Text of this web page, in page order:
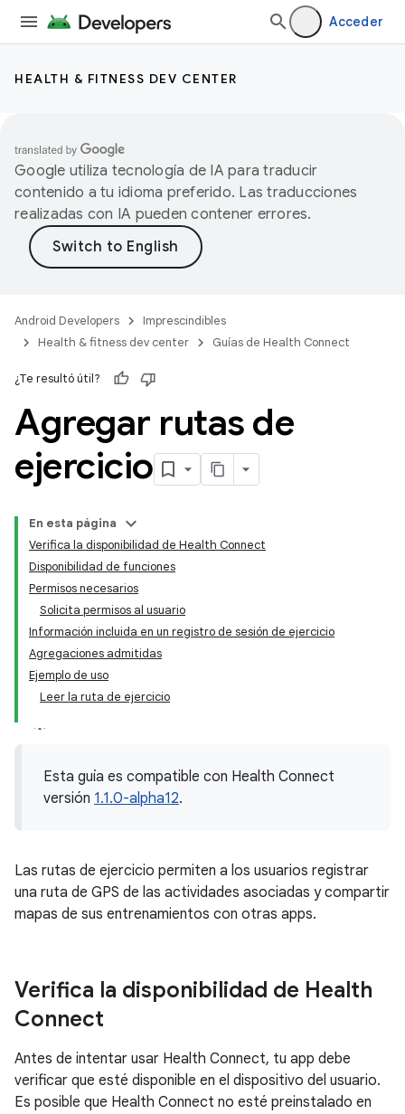
Acceder
HEALTH & FITNESS DEV CENTER
Google utiliza tecnología de IA para traducir
contenido a tu idioma preferido. Las traducciones
realizadas con IA pueden contener errores.
Android Developers
Imprescindibles
Health & fitness dev center
Guías de Health Connect
¿Te resultó útil?
Agregar rutas de
ejercicio
En esta página
Verifica la disponibilidad de Health Connect
Disponibilidad de funciones
Permisos necesarios
Solicita permisos al usuario
Información incluida en un registro de sesión de ejercicio
Agregaciones admitidas
Ejemplo de uso
Leer la ruta de ejercicio
Esta guía es compatible con Health Connect
versión 1.1.0-alpha12.
Las rutas de ejercicio permiten a los usuarios registrar
una ruta de GPS de las actividades asociadas y compartir
mapas de sus entrenamientos con otras apps.
Verifica la disponibilidad de Health
Connect
Antes de intentar usar Health Connect, tu app debe
verificar que esté disponible en el dispositivo del usuario.
Es posible que Health Connect no esté preinstalado en